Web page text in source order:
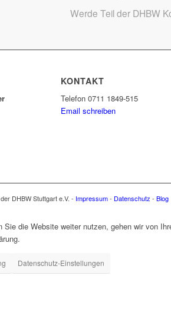
Werde Teil der DHBW
KONTAKT
Telefon 0711 1849-515
Email schreiben
DHBW Stuttgart e.V. - Impressum- Datenschutz - Blog
Sie die Website weiter nutzen, gehen wir von
Datenschutz-Einstellungen